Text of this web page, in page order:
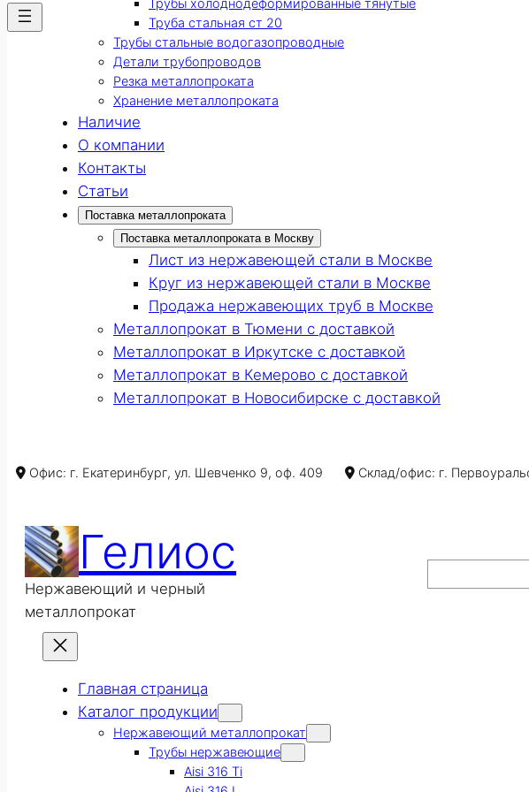
Труба стальная ст 20
Трубы стальные водогазопроводные
Детали трубопроводов
Резка металлопроката
Хранение металлопроката
Наличие
О компании
Контакты
Статьи
Поставка металлопроката
Поставка металлопроката в Москву
Лист из нержавеющей стали в Москве
Круг из нержавеющей стали в Москве
Продажа нержавеющих труб в Москве
Металлопрокат в Тюмени с доставкой
Металлопрокат в Иркутске с доставкой
Металлопрокат в Кемерово с доставкой
Металлопрокат в Новосибирске с доставкой
Офис: г. Екатеринбург, ул. Шевченко 9, оф. 409 Склад/офис: г.
Гелиос
Нержавеющий и черный
металлопрокат
Главная страница
Каталог продукции
Нержавеющий металлопрокат
Трубы нержавеющие
Aisi 316 Ti